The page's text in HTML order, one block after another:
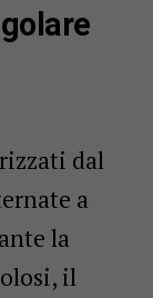
dal
a
la
il